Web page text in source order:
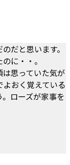
だと思います。
に・・。
は思っていた気が
おく覚えている
ローズが家事を